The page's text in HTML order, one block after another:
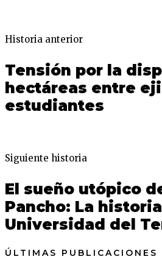
Historia anterior
Tensión por la
hectáreas entre
estudiantes
Siguiente historia
El sueño utópico
Pancho: La
Universidad del
ÚLTIMAS PUBLICACIONES